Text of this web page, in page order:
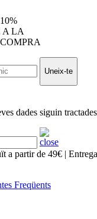
A LA
Uneix-te
dades siguin
a partir de 49€ |
Freqüents